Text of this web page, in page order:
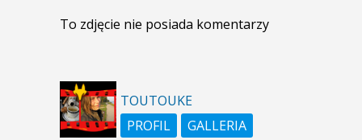
To zdjęcie nie posiada komentarzy
TOUTOUKE
PROFIL
GALLERIA